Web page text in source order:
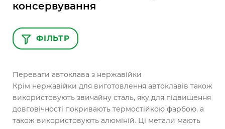
консервування
Переваги автоклава з нержавійки
Крім нержавійки для виготовлення автоклавів також
використовують звичайну сталь, яку для підвищення
довговічності покривають термостійкою фарбою, а
також використовують алюміній. Ці метали мають
ФІЛЬТР